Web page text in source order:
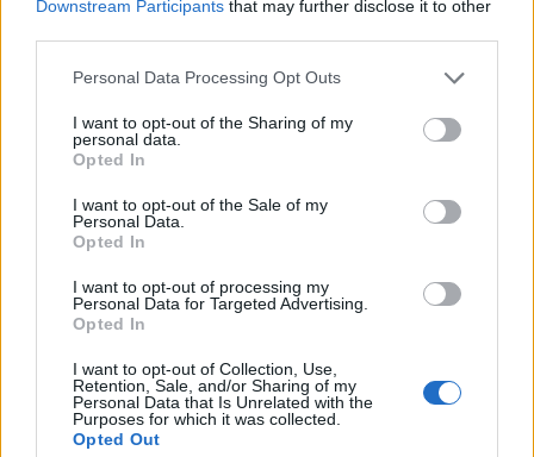
Downstream Participants that may further disclose it to other
Personal Data Processing Opt Outs
I want to opt-out of the Sharing of my
personal data.
Opted In
I want to opt-out of the Sale of my
Personal Data.
Opted In
I want to opt-out of processing my
Personal Data for Targeted Advertising.
Opted In
I want to opt-out of Collection, Use,
Retention, Sale, and/or Sharing of my
Personal Data that Is Unrelated with the
Purposes for which it was collected.
Opted Out
Το πιο περίεργο ζευγάρι της showbiz! Η νυν του
Zac Efron είναι η πρώην διάσημης Αγγλίδας
01
ΖΕΥΓΑΡΙ ΔΙΑΚΟΠΕΣ CARA DELEVINGNE
ZAC EFRON